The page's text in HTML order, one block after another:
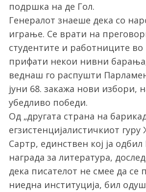
подршка на де Гол.
Генералот знаеше дека со
играње. Се врати на
студентите и работниците
прифати некои нивни
веднаш го распушти
јуни 68. закажа нови избори,
убедливо победи.
Од „другата страна на
егзистенцијалистичкиот
Сартр, единствен кој ја
награда за литература,
дека писателот не смее да се
ниедна институција, бил